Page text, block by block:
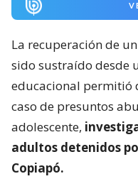
La recuperación de
sido sustraído desde
educacional permitió
caso de presuntos
adolescente,
adultos detenidos
Copiapó.